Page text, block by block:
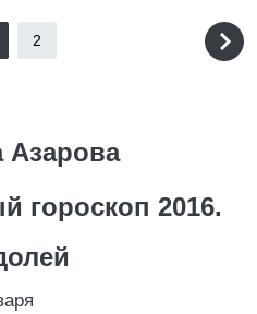
2
Азарова
гороскоп 2016.